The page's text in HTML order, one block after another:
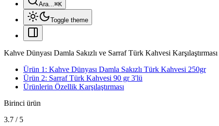
Ara...⌘K
Toggle theme
Kahve Dünyası Damla Sakızlı ve Sarraf Türk Kahvesi Karşılaştırması
Ürün 1: Kahve Dünyası Damla Sakızlı Türk Kahvesi 250gr
Ürün 2: Sarraf Türk Kahvesi 90 gr 3'lü
Ürünlerin Özellik Karşılaştırması
Birinci ürün
3.7 / 5